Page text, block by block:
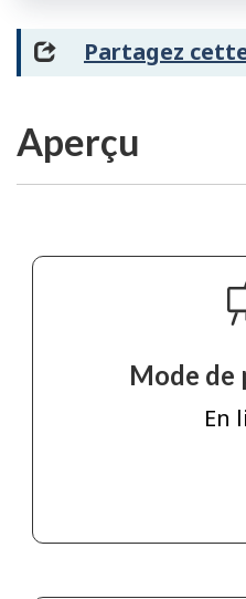
Partagez
Aperçu
Mode de
En